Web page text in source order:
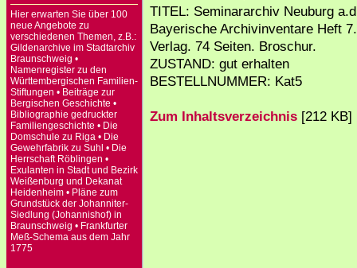
Hier erwarten Sie über 100
neue Angebote zu
verschiedenen Themen, z.B.:
Gildenarchive im Stadtarchiv
Braunschweig •
Namenregister zu den
Württembergischen Familien-
Stiftungen • Beiträge zur
Bergischen Geschichte •
Bibliographie gedruckter
Familiengeschichte • Die
Domschule zu Riga • Die
Gewehrfabrik zu Suhl • Die
Herrschaft Röblingen •
Exulanten in Stadt und Bezirk
Weißenburg und Dekanat
Heidenheim • Pläne zum
Grundstück der Johanniter-
Siedlung (Johannishof) in
Braunschweig • Frankfurter
Meß-Schema aus dem Jahr
1775
TITEL: Seminararchiv Neuburg
Bayerische Archivinventare Heft
Verlag. 74 Seiten. Broschur.
ZUSTAND: gut erhalten
BESTELLNUMMER: Kat5
Zum Inhaltsverzeichnis [212 KB]